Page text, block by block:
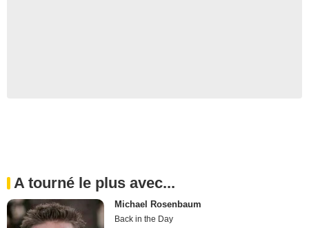
A tourné le plus avec...
Michael Rosenbaum
Back in the Day